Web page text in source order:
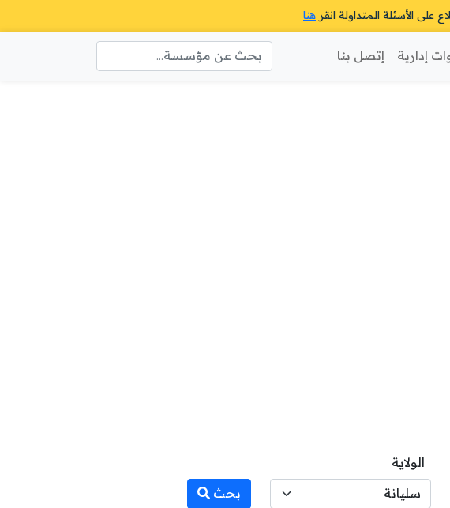
على الأسئلة المتداولة انقر هنا
إدارية إتصل بنا
الولاية
بحث